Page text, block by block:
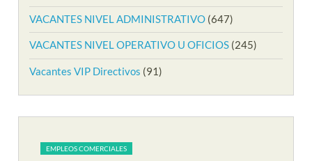
VACANTES NIVEL ADMINISTRATIVO (647)
VACANTES NIVEL OPERATIVO U OFICIOS (245)
Vacantes VIP Directivos (91)
EMPLEOS COMERCIALES